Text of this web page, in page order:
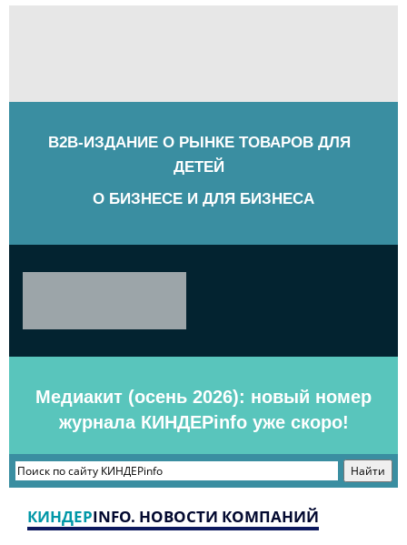
B2B-ИЗДАНИЕ О РЫНКЕ ТОВАРОВ ДЛЯ
ДЕТЕЙ
О БИЗНЕСЕ И ДЛЯ БИЗНЕСА
Медиакит (осень 2026): новый номер
журнала КИНДЕРinfo уже скоро!
КИНДЕРINFO. НОВОСТИ КОМПАНИЙ